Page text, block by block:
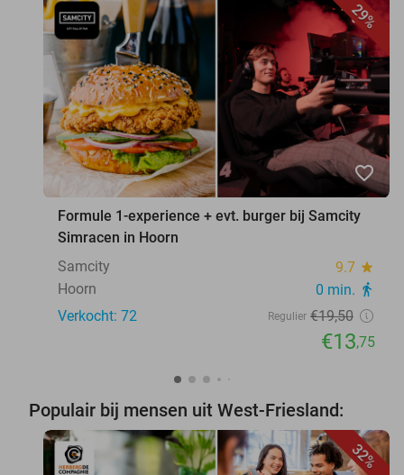
29%
favorite_border
Formule 1-experience + evt. burger bij Samcity
Simracen in Hoorn
Samcity
9.7 star
Hoorn 0 min. directions_walk
Verkocht: 72 Regulier €19,50
€13,75
Populair bij mensen uit West-Friesland:
32%